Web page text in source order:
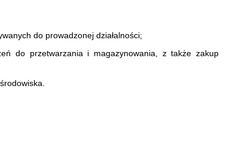
do prowadzonej działalności;
do przetwarzania i magazynowania, z także zakup